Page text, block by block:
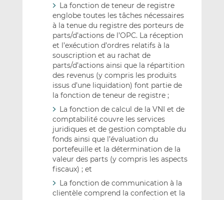
La fonction de teneur de registre
englobe toutes les tâches nécessaires
à la tenue du registre des porteurs de
parts/d’actions de l’OPC. La réception
et l’exécution d’ordres relatifs à la
souscription et au rachat de
parts/d’actions ainsi que la répartition
des revenus (y compris les produits
issus d’une liquidation) font partie de
la fonction de teneur de registre ;
La fonction de calcul de la VNI et de
comptabilité couvre les services
juridiques et de gestion comptable du
fonds ainsi que l’évaluation du
portefeuille et la détermination de la
valeur des parts (y compris les aspects
fiscaux) ; et
La fonction de communication à la
clientèle comprend la confection et la